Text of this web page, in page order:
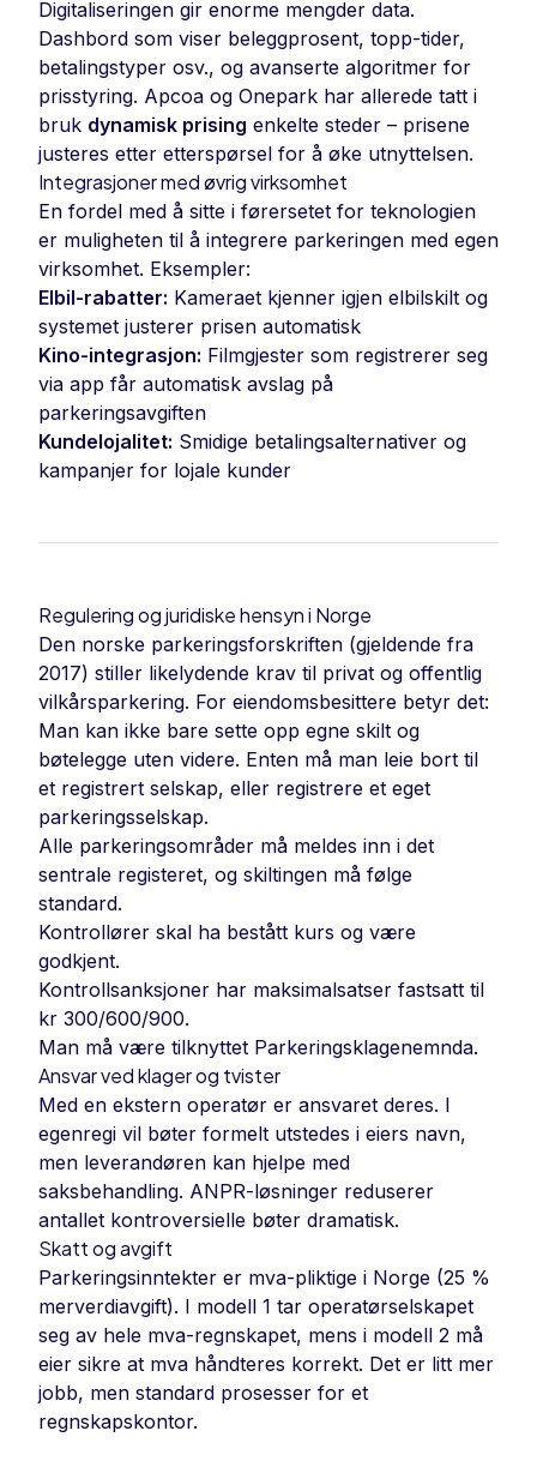
Digitaliseringen gir enorme mengder data.
Dashbord som viser beleggprosent, topp-tider,
betalingstyper osv., og avanserte algoritmer for
prisstyring. Apcoa og Onepark har allerede tatt i
bruk dynamisk prising enkelte steder – prisene
justeres etter etterspørsel for å øke utnyttelsen.
Integrasjoner med øvrig virksomhet
En fordel med å sitte i førersetet for teknologien
er muligheten til å integrere parkeringen med egen
virksomhet. Eksempler:
Elbil-rabatter: Kameraet kjenner igjen elbilskilt og
systemet justerer prisen automatisk
Kino-integrasjon: Filmgjester som registrerer seg
via app får automatisk avslag på
parkeringsavgiften
Kundelojalitet: Smidige betalingsalternativer og
kampanjer for lojale kunder
Regulering og juridiske hensyn i Norge
Den norske parkeringsforskriften (gjeldende fra
2017) stiller likelydende krav til privat og offentlig
vilkårsparkering. For eiendomsbesittere betyr det:
Man kan ikke bare sette opp egne skilt og
bøtelegge uten videre. Enten må man leie bort til
et registrert selskap, eller registrere et eget
parkeringsselskap.
Alle parkeringsområder må meldes inn i det
sentrale registeret, og skiltingen må følge
standard.
Kontrollører skal ha bestått kurs og være
godkjent.
Kontrollsanksjoner har maksimalsatser fastsatt til
kr 300/600/900.
Man må være tilknyttet Parkeringsklagenemnda.
Ansvar ved klager og tvister
Med en ekstern operatør er ansvaret deres. I
egenregi vil bøter formelt utstedes i eiers navn,
men leverandøren kan hjelpe med
saksbehandling. ANPR-løsninger reduserer
antallet kontroversielle bøter dramatisk.
Skatt og avgift
Parkeringsinntekter er mva-pliktige i Norge (25 %
merverdiavgift). I modell 1 tar operatørselskapet
seg av hele mva-regnskapet, mens i modell 2 må
eier sikre at mva håndteres korrekt. Det er litt mer
jobb, men standard prosesser for et
regnskapskontor.